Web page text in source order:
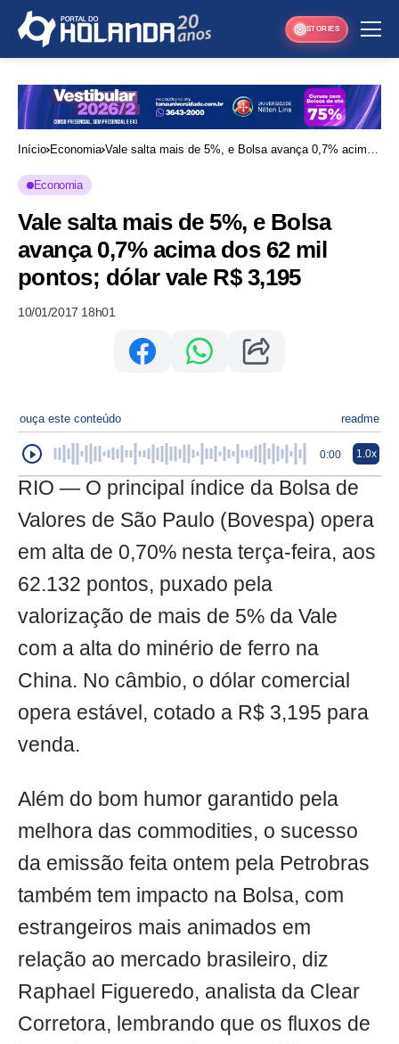
STORIES
Início Economia Vale salta mais de 5%, e Bolsa avança 0,7% acima
Economia
Vale salta mais de 5%, e Bolsa
avança 0,7% acima dos 62 mil
pontos; dólar vale R$ 3,195
10/01/2017 18h01
ouça este conteúdo readme
0:00 1.0x
RIO — O principal índice da Bolsa de
Valores de São Paulo (Bovespa) opera
em alta de 0,70% nesta terça-feira, aos
62.132 pontos, puxado pela
valorização de mais de 5% da Vale
com a alta do minério de ferro na
China. No câmbio, o dólar comercial
opera estável, cotado a R$ 3,195 para
venda.
Além do bom humor garantido pela
melhora das commodities, o sucesso
da emissão feita ontem pela Petrobras
também tem impacto na Bolsa, com
estrangeiros mais animados em
relação ao mercado brasileiro, diz
Raphael Figueredo, analista da Clear
Corretora, lembrando que os fluxos de